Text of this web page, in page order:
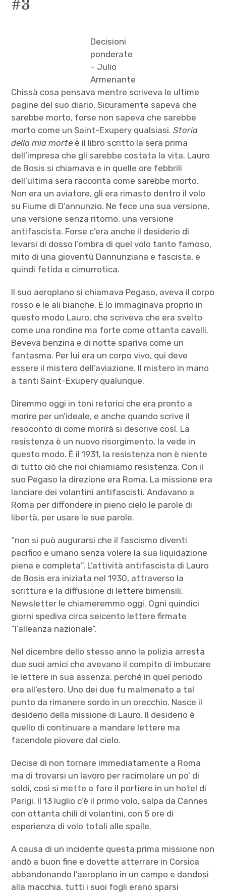
#3
Decisioni
ponderate
– Julio
Armenante
Chissà cosa pensava mentre scriveva le ultime
pagine del suo diario. Sicuramente sapeva che
sarebbe morto, forse non sapeva che sarebbe
morto come un Saint-Exupery qualsiasi.Storia
della mia morte è il libro scritto la sera prima
dell’impresa che gli sarebbe costata la vita. Lauro
de Bosis si chiamava e in quelle ore febbrili
dell’ultima sera racconta come sarebbe morto.
Non era un aviatore, gli era rimasto dentro il volo
su Fiume di D’annunzio. Ne fece una sua versione,
una versione senza ritorno, una versione
antifascista. Forse c’era anche il desiderio di
levarsi di dosso l’ombra di quel volo tanto famoso,
mito di una gioventù Dannunziana e fascista, e
quindi fetida e cimurrotica.
Il suo aeroplano si chiamava Pegaso, aveva il corpo
rosso e le ali bianche. E lo immaginava proprio in
questo modo Lauro, che scriveva che era svelto
come una rondine ma forte come ottanta cavalli.
Beveva benzina e di notte spariva come un
fantasma. Per lui era un corpo vivo, qui deve
essere il mistero dell’aviazione. Il mistero in mano
a tanti Saint-Exupery qualunque.
Diremmo oggi in toni retorici che era pronto a
morire per un’ideale, e anche quando scrive il
resoconto di come morirà si descrive così. La
resistenza è un nuovo risorgimento, la vede in
questo modo. È il 1931, la resistenza non è niente
di tutto ciò che noi chiamiamo resistenza. Con il
suo Pegaso la direzione era Roma. La missione era
lanciare dei volantini antifascisti. Andavano a
Roma per diffondere in pieno cielo le parole di
libertà, per usare le sue parole.
“non si può augurarsi che il fascismo diventi
pacifico e umano senza volere la sua liquidazione
piena e completa”. L’attività antifascista di Lauro
de Bosis era iniziata nel 1930, attraverso la
scrittura e la diffusione di lettere bimensili.
Newsletter le chiameremmo oggi. Ogni quindici
giorni spediva circa seicento lettere firmate
“l’alleanza nazionale”.
Nel dicembre dello stesso anno la polizia arresta
due suoi amici che avevano il compito di imbucare
le lettere in sua assenza, perché in quel periodo
era all’estero. Uno dei due fu malmenato a tal
punto da rimanere sordo in un orecchio. Nasce il
desiderio della missione di Lauro. Il desiderio è
quello di continuare a mandare lettere ma
facendole piovere dal cielo.
Decise di non tornare immediatamente a Roma
ma di trovarsi un lavoro per racimolare un po’ di
soldi, così si mette a fare il portiere in un hotel di
Parigi. Il 13 luglio c’è il primo volo, salpa da Cannes
con ottanta chili di volantini, con 5 ore di
esperienza di volo totali alle spalle.
A causa di un incidente questa prima missione non
andò a buon fine e dovette atterrare in Corsica
abbandonando l’aeroplano in un campo e dandosi
alla macchia. tutti i suoi fogli erano sparsi